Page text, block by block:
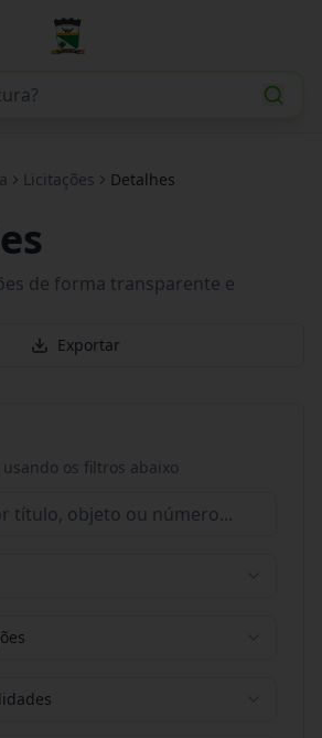
Licitações Detalhes
de forma transparente e
Exportar
os filtros abaixo